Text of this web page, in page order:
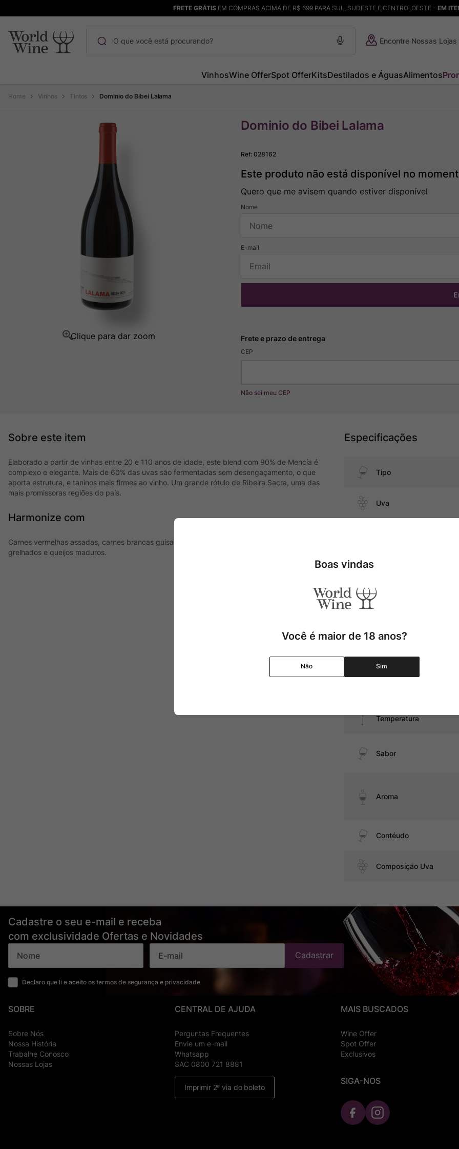
FRETE GRÁTISEM COMPRAS ACIMA DE R$ 699 PARA SUL, SUDESTE E CENTRO-OESTE - EM
Encontre Nossas Lojas
VinhosWine OfferSpot OfferKitsDestilados e ÁguasAlimentos
Vinhos Tintos Dominio do Bibei Lalama
Dominio do Bibei Lalama
Ref:028162
Este produto não está disponível no
Quero que me avisem quando estiver disponível
CEP
Não sei meu CEP
Elaborado a partir de vinhas entre 20 e 110 anos de idade, este blend com 90% de Mencía é
complexo e elegante. Mais de 60% das uvas são fermentadas sem desengaçamento, o que
aporta estrutura, e taninos mais firmes ao vinho. Um grande rótulo de Ribeira Sacra, uma das
mais promissoras regiões do país.
Harmonize com
Carnes vermelhas assadas, carnes brancas guisadas, polenta com ragu de cogumelos, vegetais
grelhados e queijos maduros.
Especificações
Tipo
Uva
Pais
Graduação Alcóolica
Temperatura
Sabor
Aroma
Contéudo
Composição Uva
Cadastre o seu e-mail e receba
com exclusividade Ofertas e Novidades
Declaro que li e aceito os termos de segurança e privacidade
Cadastrar
SOBRE
Sobre Nós
Nossa História
Trabalhe Conosco
Nossas Lojas
CENTRAL DE AJUDA
Perguntas Frequentes
Envie um e-mail
Whatsapp
SAC 0800 721 8881
Imprimir 2ª via do boleto
MAIS BUSCADOS
Wine Offer
Spot Offer
Exclusivos
SIGA-NOS
1º Maçanita
Bodega Garzon
Ver Sacrum
Boas vindas
Você é maior de 18 anos?
Não Sim